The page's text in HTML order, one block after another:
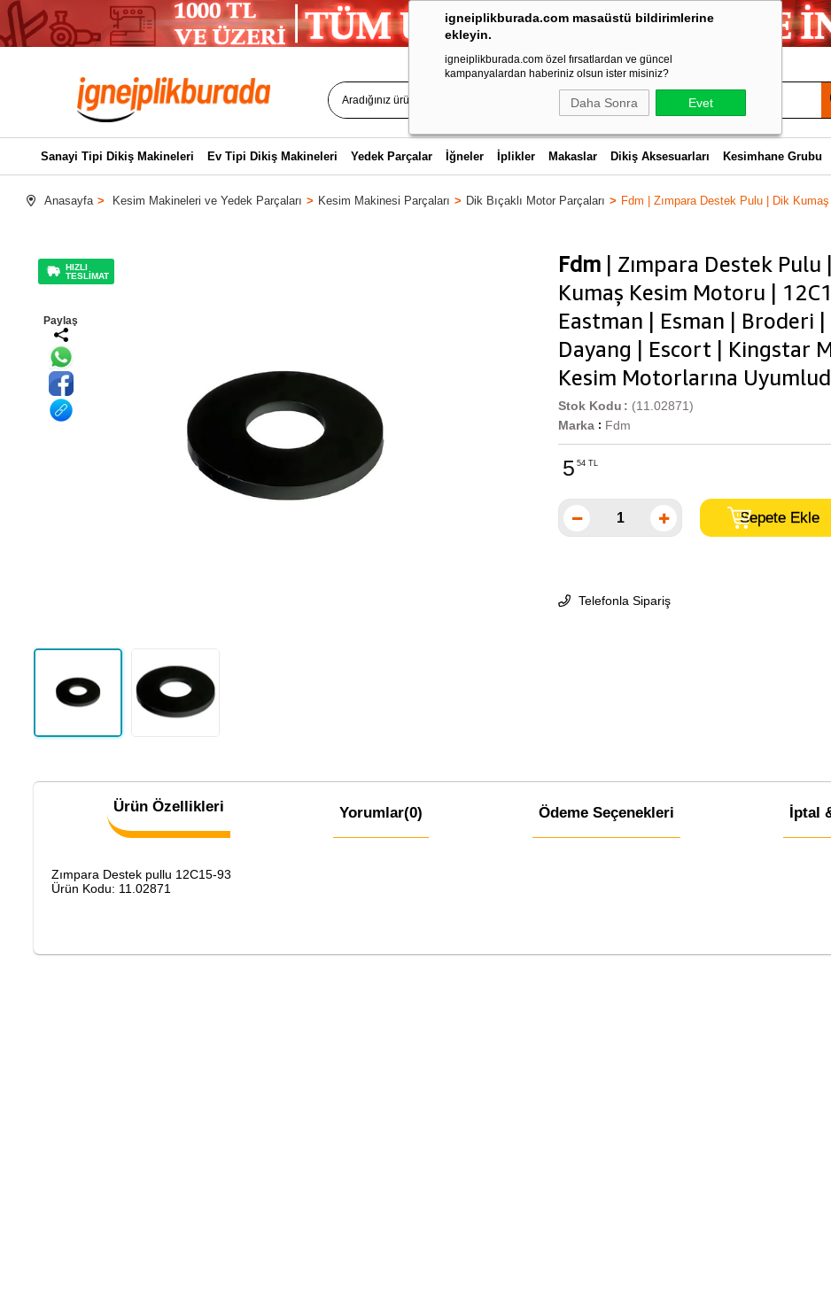
igneiplikburada.com masaüstü bildirimlerine
ekleyin.
igneiplikburada.com özel fırsatlardan ve güncel
kampanyalardan haberiniz olsun ister misiniz?
Daha Sonra Evet
Sanayi Tipi Dikiş Makineleri Ev Tipi Dikiş Makineleri Yedek Parçalar İğneler İplikler Makaslar Dikiş Aksesuarları Kesimhane Grubu
Anasayfa Kesim Makineleri ve Yedek Parçaları Kesim Makinesi Parçaları Dik Bıçaklı Motor Parçaları Fdm | Zımpara Destek Pulu | Dik
HIZLI
TESLİMAT
Paylaş
Fdm | Zımpara Destek Pulu
Kumaş Kesim Motoru |
Eastman | Esman | Broderi |
Dayang | Escort | Kingstar
Kesim Motorlarına
(11.02871)
Stok Kodu
Marka : Fdm
5 54 TL
Telefonla Sipariş
Ürün Özellikleri Yorumlar(0) Ödeme Seçenekleri İptal
Zımpara Destek pullu 12C15-93
Ürün Kodu: 11.02871